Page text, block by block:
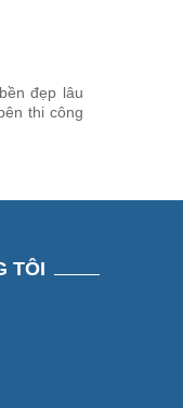
đẹp lâu
thi công
TÔI